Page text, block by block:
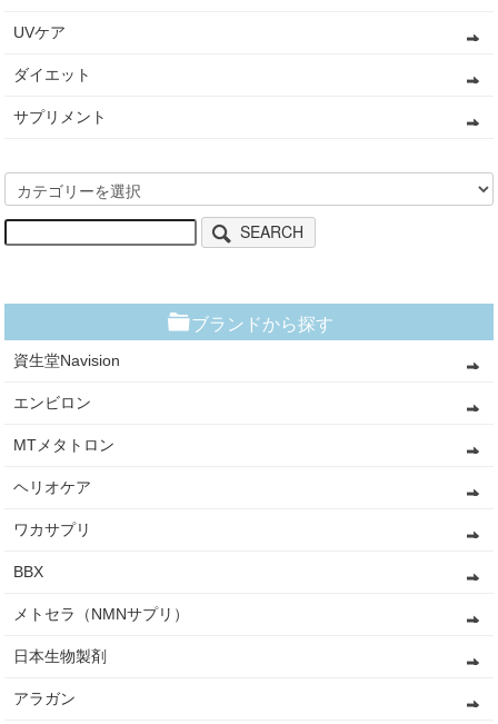
UVケア
ダイエット
サプリメント
SEARCH
ブランドから探す
資生堂Navision
エンビロン
MTメタトロン
ヘリオケア
ワカサプリ
BBX
メトセラ（NMNサプリ）
日本生物製剤
アラガン